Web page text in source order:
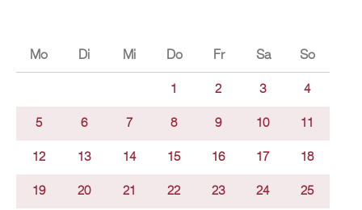
Mo Di Mi Do Fr Sa So
1 2 3 4
5 6 7 8 9 10 11
12 13 14 15 16 17 18
19 20 21 22 23 24 25